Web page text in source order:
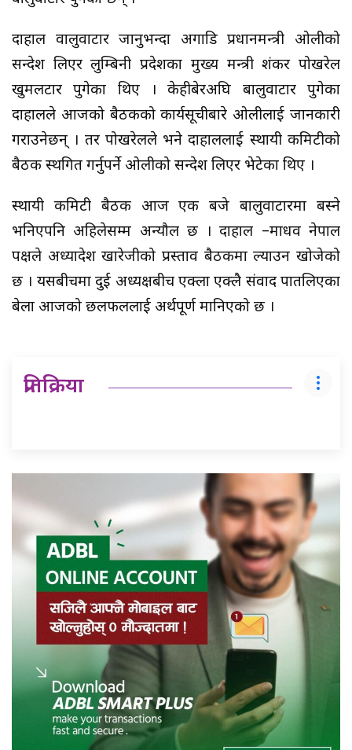
दाहाल वालुवाटार जानुभन्दा अगाडि प्रधानमन्त्री ओलीको
सन्देश लिएर लुम्बिनी प्रदेशका मुख्य मन्त्री शंकर पोखरेल
खुमलटार पुगेका थिए । केहीबेरअघि बालुवाटार पुगेका
दाहालले आजको बैठकको कार्यसूचीबारे ओलीलाई जानकारी
गराउनेछन् । तर पोखरेलले भने दाहाललाई स्थायी कमिटीको
बैठक स्थगित गर्नुपर्ने ओलीको सन्देश लिएर भेटेका थिए ।
स्थायी कमिटी बैठक आज एक बजे बालुवाटारमा बस्ने
भनिएपनि अहिलेसम्म अन्यौल छ । दाहाल –माधव नेपाल
पक्षले अध्यादेश खारेजीको प्रस्ताव बैठकमा ल्याउन खोजेको
छ । यसबीचमा दुई अध्यक्षबीच एक्ला एक्लै संवाद पातलिएका
बेला आजको छलफललाई अर्थपूर्ण मानिएको छ ।
प्रतिक्रिया